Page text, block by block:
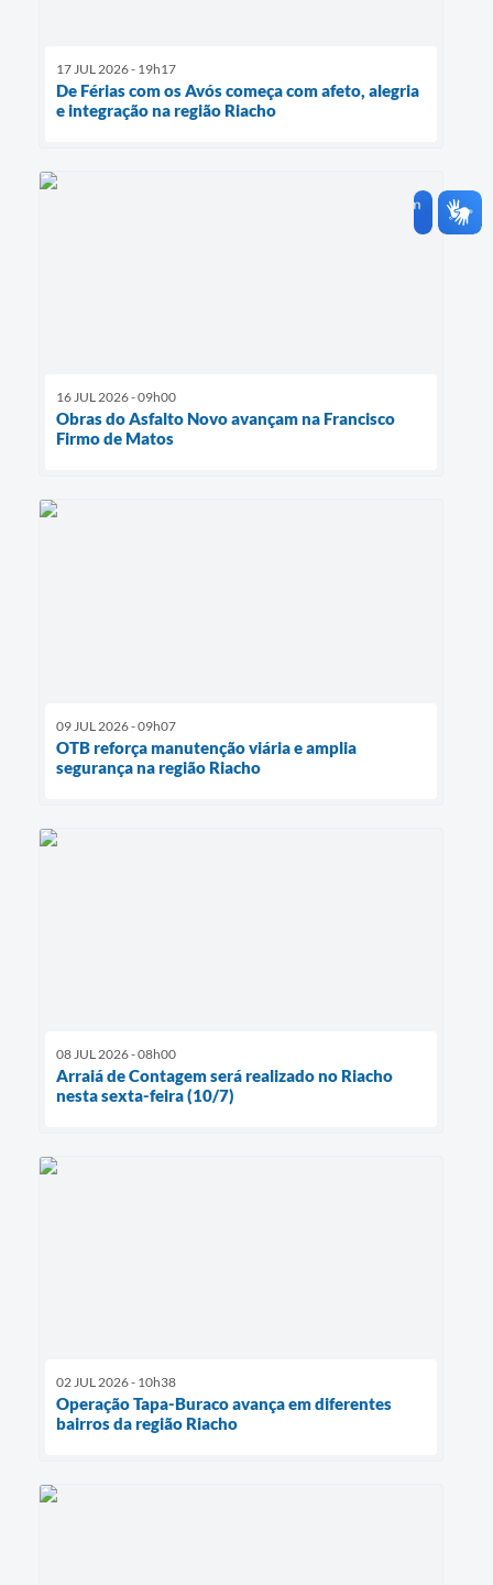
17 JUL 2026 - 19h17
De Férias com os Avós começa com afeto, alegria
e integração na região Riacho
16 JUL 2026 - 09h00
Obras do Asfalto Novo avançam na Francisco
Firmo de Matos
09 JUL 2026 - 09h07
OTB reforça manutenção viária e amplia
segurança na região Riacho
08 JUL 2026 - 08h00
Arraiá de Contagem será realizado no Riacho
nesta sexta-feira (10/7)
02 JUL 2026 - 10h38
Operação Tapa-Buraco avança em diferentes
bairros da região Riacho